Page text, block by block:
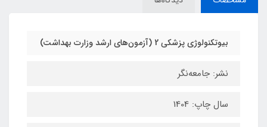
بیوتکنولوژی پزشکی 2 (آزمون‌های ارشد وزارت بهداشت)
نشر: جامعه‌نگر
سال چاپ: 1404